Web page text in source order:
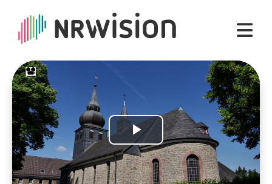
Play
Video